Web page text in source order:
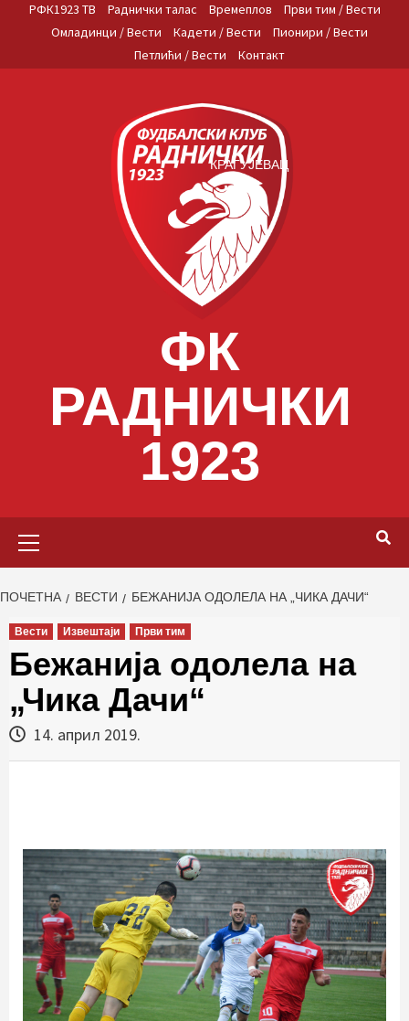
РФК1923 ТВ Раднички талас Времеплов
Први тим / Вести
Омладинци / Вести
Кадети / Вести
Пионири / Вести
Петлићи / Вести
Контакт
ФК
РАДНИЧКИ
1923
КРАГУЈЕВАЦ
ПОЧЕТНА ВЕСТИ БЕЖАНИЈА ОДОЛЕЛА НА „ЧИКА ДАЧИ“
Вести Извештаји Први тим
Бежанија одолела на
„Чика Дачи“
14. април 2019.